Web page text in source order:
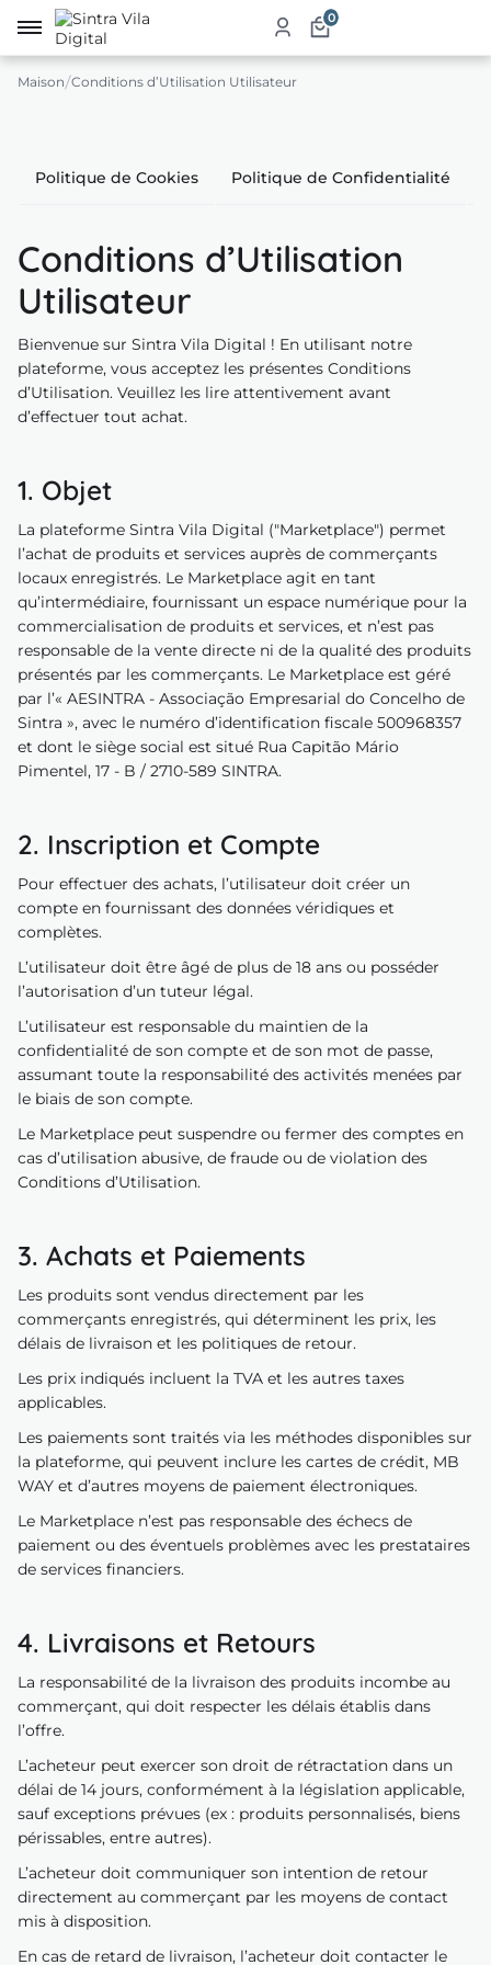
0
Maison Conditions d’Utilisation Utilisateur
Politique de Cookies Politique de Confidentialité
Conditions d’Utilisation
Utilisateur
Bienvenue sur Sintra Vila Digital ! En utilisant notre
plateforme, vous acceptez les présentes Conditions
d’Utilisation. Veuillez les lire attentivement avant
d’effectuer tout achat.
1. Objet
La plateforme Sintra Vila Digital ("Marketplace") permet
l’achat de produits et services auprès de commerçants
locaux enregistrés. Le Marketplace agit en tant
qu’intermédiaire, fournissant un espace numérique pour la
commercialisation de produits et services, et n’est pas
responsable de la vente directe ni de la qualité des produits
présentés par les commerçants. Le Marketplace est géré
par l’« AESINTRA - Associação Empresarial do Concelho de
Sintra », avec le numéro d’identification fiscale 500968357
et dont le siège social est situé Rua Capitão Mário
Pimentel, 17 - B / 2710-589 SINTRA.
2. Inscription et Compte
Pour effectuer des achats, l’utilisateur doit créer un
compte en fournissant des données véridiques et
complètes.
L’utilisateur doit être âgé de plus de 18 ans ou posséder
l’autorisation d’un tuteur légal.
L’utilisateur est responsable du maintien de la
confidentialité de son compte et de son mot de passe,
assumant toute la responsabilité des activités menées par
le biais de son compte.
Le Marketplace peut suspendre ou fermer des comptes en
cas d’utilisation abusive, de fraude ou de violation des
Conditions d’Utilisation.
3. Achats et Paiements
Les produits sont vendus directement par les
commerçants enregistrés, qui déterminent les prix, les
délais de livraison et les politiques de retour.
Les prix indiqués incluent la TVA et les autres taxes
applicables.
Les paiements sont traités via les méthodes disponibles sur
la plateforme, qui peuvent inclure les cartes de crédit, MB
WAY et d’autres moyens de paiement électroniques.
Le Marketplace n’est pas responsable des échecs de
paiement ou des éventuels problèmes avec les prestataires
de services financiers.
4. Livraisons et Retours
La responsabilité de la livraison des produits incombe au
commerçant, qui doit respecter les délais établis dans
l’offre.
L’acheteur peut exercer son droit de rétractation dans un
délai de 14 jours, conformément à la législation applicable,
sauf exceptions prévues (ex : produits personnalisés, biens
périssables, entre autres).
L’acheteur doit communiquer son intention de retour
directement au commerçant par les moyens de contact
mis à disposition.
En cas de retard de livraison, l’acheteur doit contacter le